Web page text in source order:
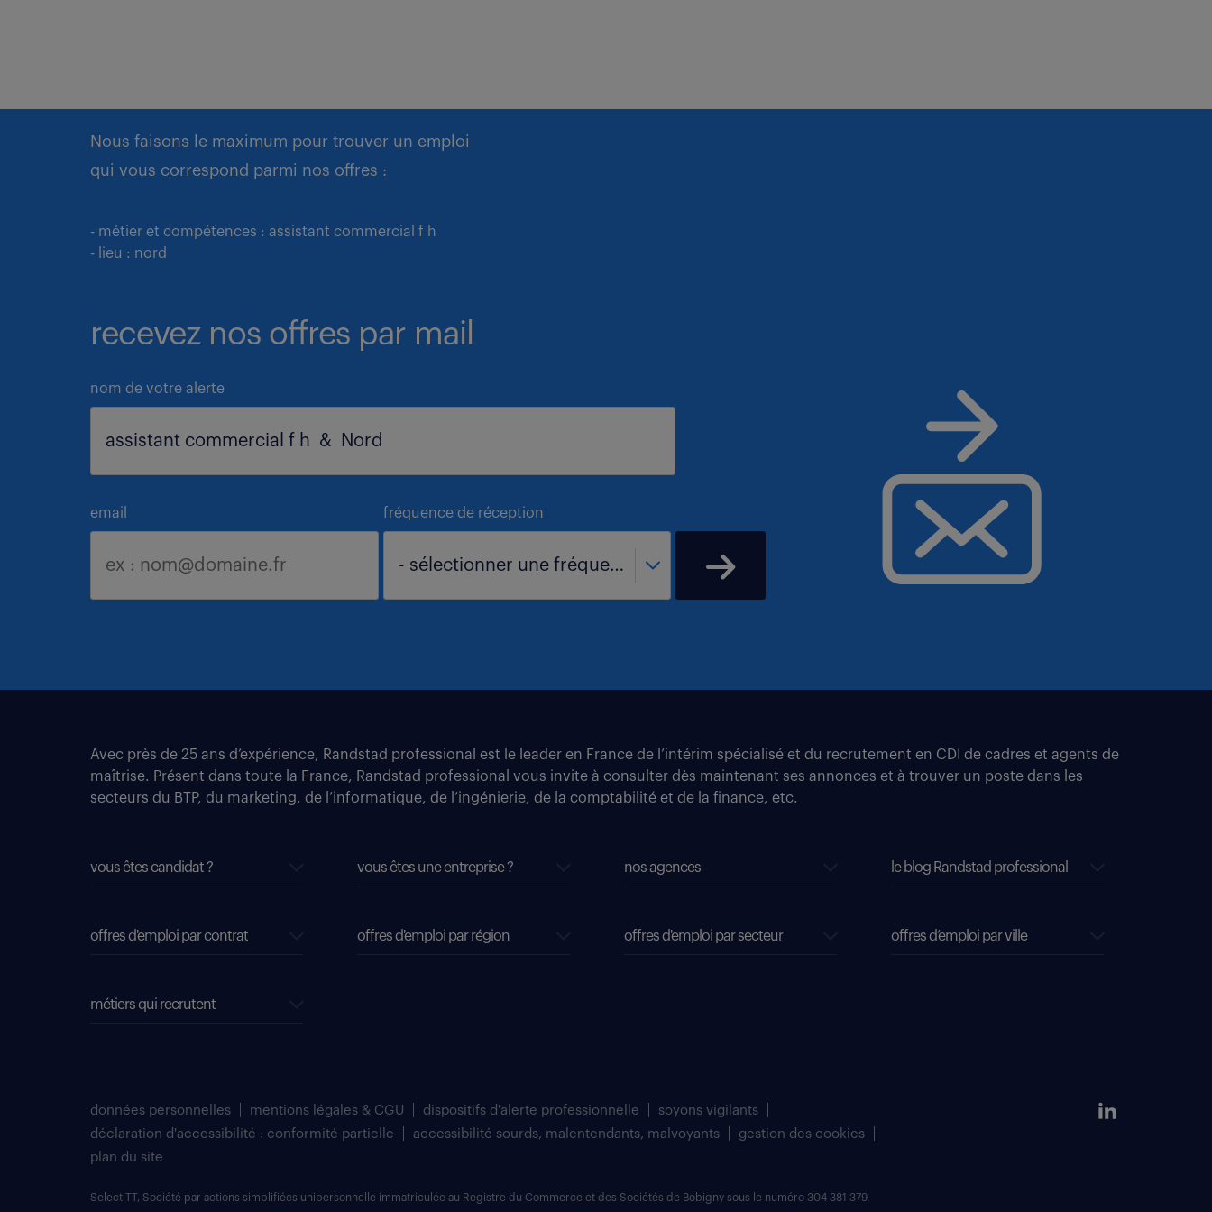
Nous faisons le maximum pour trouver un emploi
qui vous correspond parmi nos offres :
- métier et compétences : assistant commercial f h
- lieu : nord
recevez nos offres par mail
nom de votre alerte
email fréquence de réception
- sélectionner une fréquence -
Avec près de 25 ans d’expérience, Randstad professional est le leader en France de l’intérim spécialisé et du recrutement en CDI de cadres et agents de
maîtrise. Présent dans toute la France, Randstad professional vous invite à consulter dès maintenant ses annonces et à trouver un poste dans les
secteurs du BTP, du marketing, de l’informatique, de l’ingénierie, de la comptabilité et de la finance, etc.
vous êtes candidat ? vous êtes une entreprise ? nos agences le blog Randstad professional
offres d'emploi par contrat offres d'emploi par région offres d'emploi par secteur offres d’emploi par ville
métiers qui recrutent
données personnelles mentions légales & CGU dispositifs d'alerte professionnelle
soyons vigilants
déclaration d'accessibilité : conformité partielle
accessibilité sourds, malentendants, malvoyants
gestion des cookies
plan du site
Select TT, Société par actions simplifiées unipersonnelle immatriculée au Registre du Commerce et des Sociétés de Bobigny sous le numéro 304 381 379.